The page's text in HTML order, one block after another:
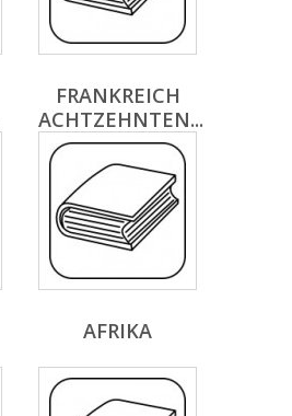
FRANKREICH
ACHTZEHNTEN...
AFRIKA